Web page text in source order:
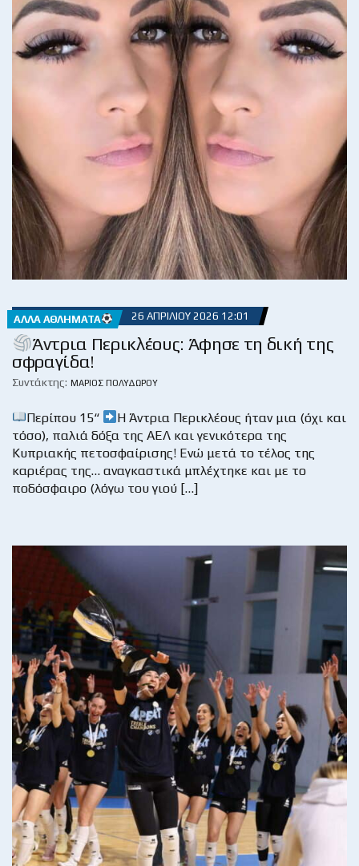
ΆΛΛΑ ΑΘΛΉΜΑΤΑ 26 ΑΠΡΙΛΊΟΥ 2026 12:01
Άντρια Περικλέους: Άφησε τη δική της
σφραγίδα!
Συντάκτης: ΜΆΡΙΟΣ ΠΟΛΥΔΏΡΟΥ
Περίπου 15“
Η Άντρια Περικλέους ήταν μια (όχι και
τόσο), παλιά δόξα της ΑΕΛ και γενικότερα της
Κυπριακής πετοσφαίρισης! Ενώ μετά το τέλος της
καριέρας της… αναγκαστικά μπλέχτηκε και με το
ποδόσφαιρο (λόγω του γιού […]